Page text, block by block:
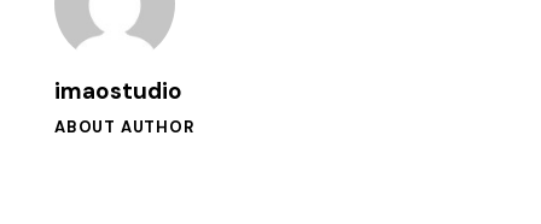
imaostudio
ABOUT AUTHOR